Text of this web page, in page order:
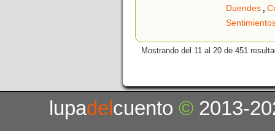
Duendes,
Mostrando del 11 al 20 de 451
lupadelcuento© 2013-